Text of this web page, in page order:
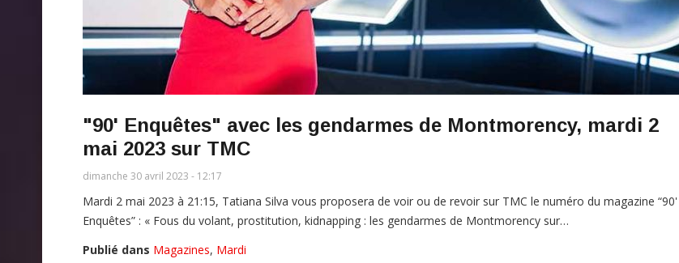
"90' Enquêtes" avec les gendarmes de Montmorency, mardi 2
mai 2023 sur TMC
dimanche 30 avril 2023 - 12:17
Mardi 2 mai 2023 à 21:15, Tatiana Silva vous proposera de voir ou de revoir sur TMC le numéro du magazine “90'
Enquêtes” : « Fous du volant, prostitution, kidnapping : les gendarmes de Montmorency sur…
Publié dans Magazines, Mardi